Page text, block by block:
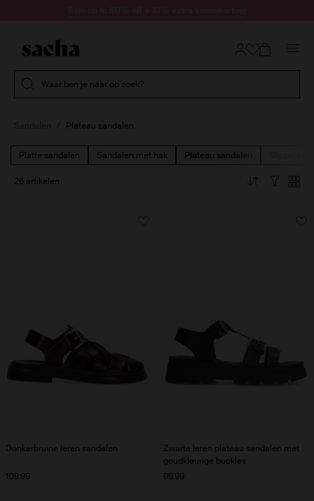
Waar ben je naar op zoek?
Plateau sandalen
Platte sandalen Sandalen met hak Plateau sandalen
26 artikelen
Donkerbruine leren sandalen
109.99
Zwarte leren plateau sandalen met
goudkleurige buckles
99.99